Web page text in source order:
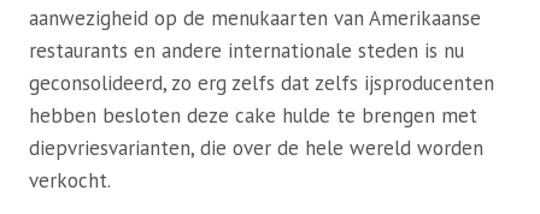
aanwezigheid op de menukaarten van Amerikaanse
restaurants en andere internationale steden is nu
geconsolideerd, zo erg zelfs dat zelfs ijsproducenten
hebben besloten deze cake hulde te brengen met
diepvriesvarianten, die over de hele wereld worden
verkocht.